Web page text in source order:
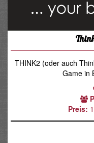
THINK2 (oder auch
Game in
Preis: